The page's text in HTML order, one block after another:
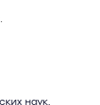
наук.